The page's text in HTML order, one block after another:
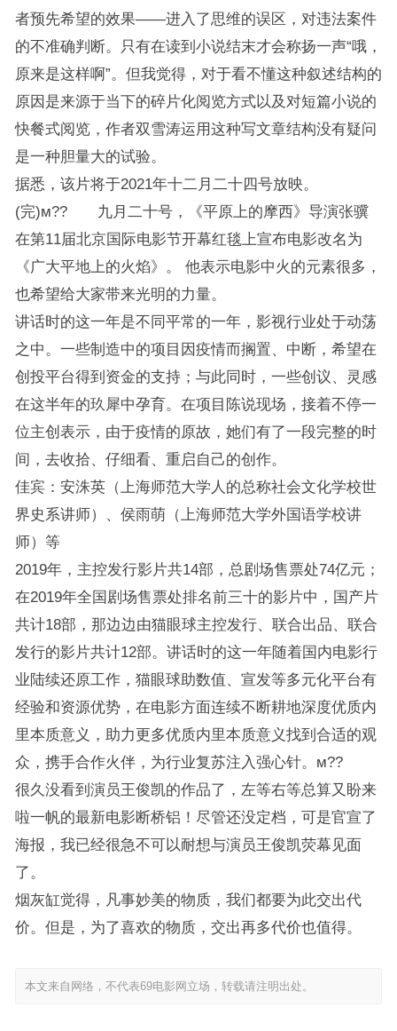
者预先希望的效果——进入了思维的误区，对违法案件
的不准确判断。只有在读到小说结末才会称扬一声“哦，
原来是这样啊”。但我觉得，对于看不懂这种叙述结构的
原因是来源于当下的碎片化阅览方式以及对短篇小说的
快餐式阅览，作者双雪涛运用这种写文章结构没有疑问
是一种胆量大的试验。
据悉，该片将于2021年十二月二十四号放映。
(完)м?? 九月二十号，《平原上的摩西》导演张骥
在第11届北京国际电影节开幕红毯上宣布电影改名为
《广大平地上的火焰》。 他表示电影中火的元素很多，
也希望给大家带来光明的力量。
讲话时的这一年是不同平常的一年，影视行业处于动荡
之中。一些制造中的项目因疫情而搁置、中断，希望在
创投平台得到资金的支持；与此同时，一些创议、灵感
在这半年的玖犀中孕育。在项目陈说现场，接着不停一
位主创表示，由于疫情的原故，她们有了一段完整的时
间，去收拾、仔细看、重启自己的创作。
佳宾：安洙英（上海师范大学人的总称社会文化学校世
界史系讲师）、侯雨萌（上海师范大学外国语学校讲
师）等
2019年，主控发行影片共14部，总剧场售票处74亿元；
在2019年全国剧场售票处排名前三十的影片中，国产片
共计18部，那边边由猫眼球主控发行、联合出品、联合
发行的影片共计12部。讲话时的这一年随着国内电影行
业陆续还原工作，猫眼球助数值、宣发等多元化平台有
经验和资源优势，在电影方面连续不断耕地深度优质内
里本质意义，助力更多优质内里本质意义找到合适的观
众，携手合作火伴，为行业复苏注入强心针。м??
很久没看到演员王俊凯的作品了，左等右等总算又盼来
啦一帆的最新电影断桥铝！尽管还没定档，可是官宣了
海报，我已经很急不可以耐想与演员王俊凯荧幕见面
了。
烟灰缸觉得，凡事妙美的物质，我们都要为此交出代
价。但是，为了喜欢的物质，交出再多代价也值得。
本文来自网络，不代表69电影网立场，转载请注明出处。